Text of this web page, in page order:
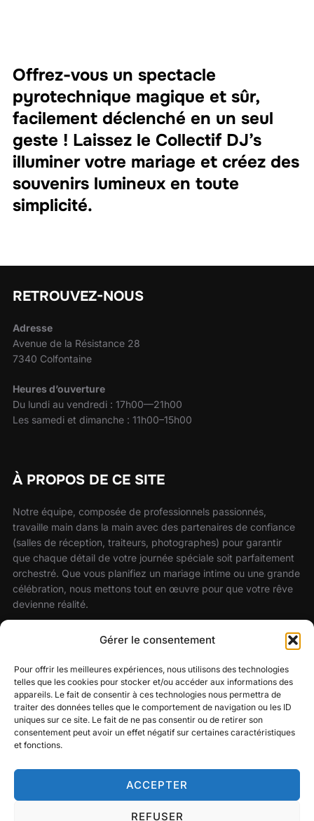
Gérer le consentement
Pour offrir les meilleures expériences, nous utilisons des technologies
telles que les cookies pour stocker et/ou accéder aux informations des
appareils. Le fait de consentir à ces technologies nous permettra de
traiter des données telles que le comportement de navigation ou les ID
uniques sur ce site. Le fait de ne pas consentir ou de retirer son
consentement peut avoir un effet négatif sur certaines caractéristiques
et fonctions.
ACCEPTER
REFUSER
Offrez-vous un spectacle
pyrotechnique magique et sûr,
facilement déclenché en un seul
geste ! Laissez le Collectif DJ’s
illuminer votre mariage et créez des
souvenirs lumineux en toute
simplicité.
RETROUVEZ-NOUS
Adresse
Avenue de la Résistance 28
7340 Colfontaine
Heures d’ouverture
Du lundi au vendredi : 17h00—21h00
Les samedi et dimanche : 11h00–15h00
À PROPOS DE CE SITE
Notre équipe, composée de professionnels passionnés,
travaille main dans la main avec des partenaires de confiance
(salles de réception, traiteurs, photographes) pour garantir
que chaque détail de votre journée spéciale soit parfaitement
orchestré. Que vous planifiez un mariage intime ou une grande
célébration, nous mettons tout en œuvre pour que votre rêve
devienne réalité.
Faites confiance à notre savoir-faire et laissez-nous sublimer
votre mariage avec une atmosphère festive, élégante et sur
mesure.
RECHERCHER
pour :